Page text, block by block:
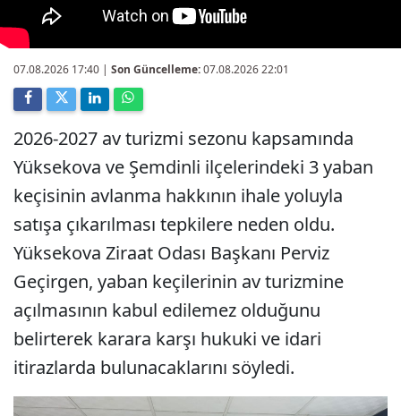
07.08.2026 17:40 | Son Güncelleme:07.08.2026 22:01
2026-2027 av turizmi sezonu kapsamında
Yüksekova ve Şemdinli ilçelerindeki 3 yaban
keçisinin avlanma hakkının ihale yoluyla
satışa çıkarılması tepkilere neden oldu.
Yüksekova Ziraat Odası Başkanı Perviz
Geçirgen, yaban keçilerinin av turizmine
açılmasının kabul edilemez olduğunu
belirterek karara karşı hukuki ve idari
itirazlarda bulunacaklarını söyledi.